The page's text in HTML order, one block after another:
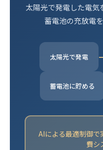
太陽光で発電した電気
蓄電池の充放電
太陽光で発電
蓄電池に貯める
AIによる最適制御で
費シ